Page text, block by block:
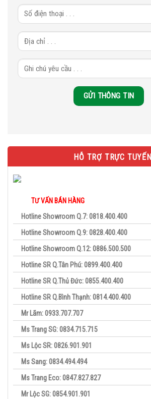
HỖ TRỢ TRỰC TUYẾN
TƯ VẤN BÁN HÀNG
Hotline Showroom Q.7: 0818.400.400
Hotline Showroom Q.9: 0828.400.400
Hotline Showroom Q.12: 0886.500.500
Hotline SR Q.Tân Phú: 0899.400.400
Hotline SR Q.Thủ Đức: 0855.400.400
Hotline SR Q.Bình Thạnh: 0814.400.400
Mr Lãm: 0933.707.707
Ms Trang SG: 0834.715.715
Ms Lộc SR: 0826.901.901
Ms Sang: 0834.494.494
Ms Trang Eco: 0847.827.827
Mr Lộc SG: 0854.901.901